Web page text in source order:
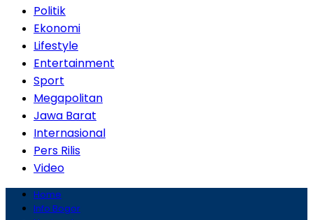
Politik
Ekonomi
Lifestyle
Entertainment
Sport
Megapolitan
Jawa Barat
Internasional
Pers Rilis
Video
Home
Info Bogor